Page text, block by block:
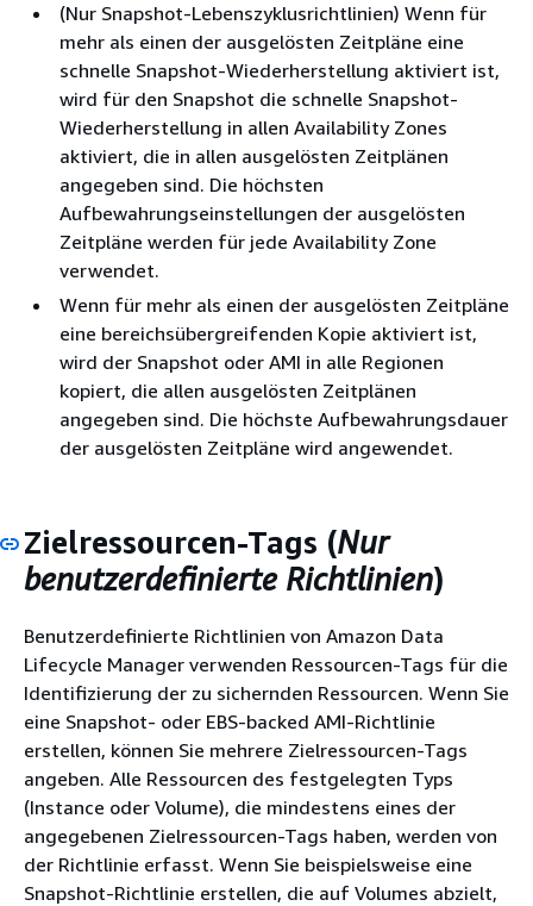
(Nur Snapshot-Lebenszyklusrichtlinien) Wenn für
mehr als einen der ausgelösten Zeitpläne eine
schnelle Snapshot-Wiederherstellung aktiviert ist,
wird für den Snapshot die schnelle Snapshot-
Wiederherstellung in allen Availability Zones
aktiviert, die in allen ausgelösten Zeitplänen
angegeben sind. Die höchsten
Aufbewahrungseinstellungen der ausgelösten
Zeitpläne werden für jede Availability Zone
verwendet.
Wenn für mehr als einen der ausgelösten Zeitpläne
eine bereichsübergreifenden Kopie aktiviert ist,
wird der Snapshot oder AMI in alle Regionen
kopiert, die allen ausgelösten Zeitplänen
angegeben sind. Die höchste Aufbewahrungsdauer
der ausgelösten Zeitpläne wird angewendet.
Zielressourcen-Tags (Nur
benutzerdefinierte Richtlinien)
Benutzerdefinierte Richtlinien von Amazon Data
Lifecycle Manager verwenden Ressourcen-Tags für die
Identifizierung der zu sichernden Ressourcen. Wenn Sie
eine Snapshot- oder EBS-backed AMI-Richtlinie
erstellen, können Sie mehrere Zielressourcen-Tags
angeben. Alle Ressourcen des festgelegten Typs
(Instance oder Volume), die mindestens eines der
angegebenen Zielressourcen-Tags haben, werden von
der Richtlinie erfasst. Wenn Sie beispielsweise eine
Snapshot-Richtlinie erstellen, die auf Volumes abzielt,